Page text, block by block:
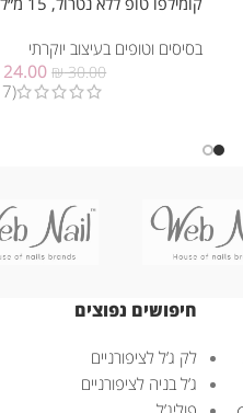
בסיסים וטופים בעיצוב יוקרתי
₪30.00
24.00
(17)
חיפושים נפוצים
לק ג’ל לציפורניים
ג’ל בניה לציפורניים